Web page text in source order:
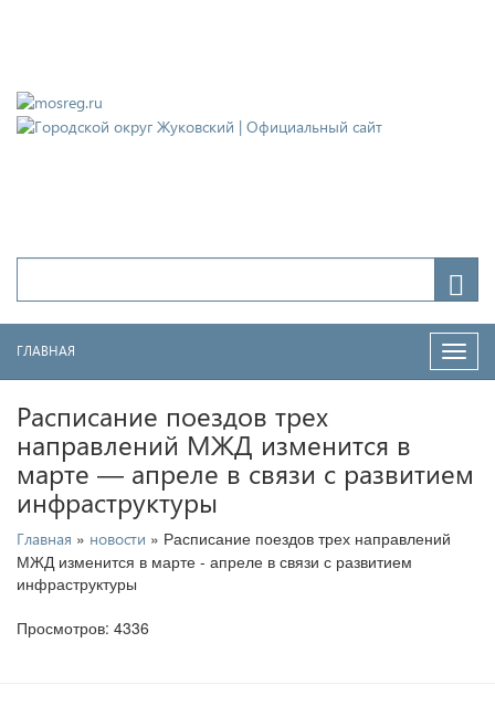
ГЛАВНАЯ
Расписание поездов трех
направлений МЖД изменится в
марте — апреле в связи с развитием
инфраструктуры
Главная » новости » Расписание поездов трех направлений
МЖД изменится в марте - апреле в связи с развитием
инфраструктуры
Просмотров: 4336